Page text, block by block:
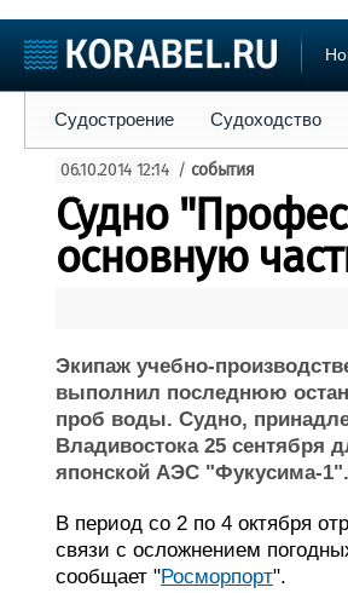
Судостроение
Пульс
Новости
Компании
Репутация
Журнал
Реклама
Торговая
Доска
Продажа
Оборудование
Изделия
Судостроение Судоходство
06.10.2014 12:14 / события
Судно
основную
Экипаж учебно-
выполнил последнюю
проб воды. Судно,
Владивостока 25 сентября
японской АЭС "Фукусима-1".
В период со 2 по 4 октября
связи с осложнением
сообщает "Росморпорт".